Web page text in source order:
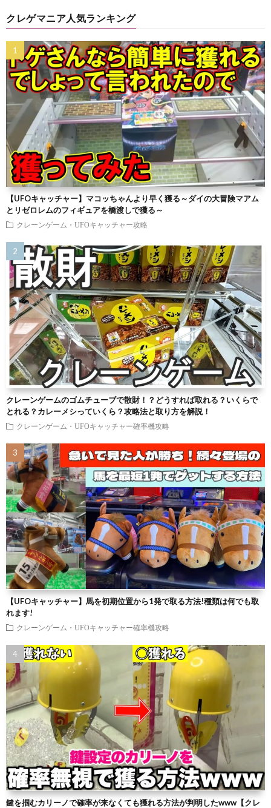
クレゲマニア人気ランキング
【UFOキャッチャー】マコッちゃんより早く獲る～ダイの大冒険マアム
とリゼロレムのフィギュアを橋渡しで獲る～
クレーンゲーム・UFOキャッチャー攻略
クレーンゲームのゴムチューブで散財！？どうすれば取れる？いくらで
とれる？カレーメシっていくら？攻略法と取り方を解説！
クレーンゲーム・UFOキャッチャー確率機攻略
【UFOキャッチャー】馬を初期位置から1発で取る方法!種類は何でも取
れます!
クレーンゲーム・UFOキャッチャー確率機攻略
鍵を掴むカリーノで確率が来なくても獲れる方法が判明したwww【クレ